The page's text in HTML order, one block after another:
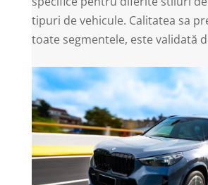
tipuri de vehicule. Calitatea sa
toate segmentele, este validată